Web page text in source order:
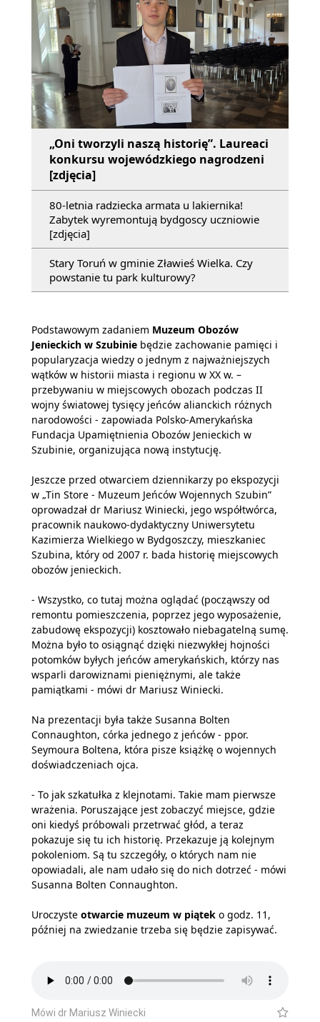
„Oni tworzyli naszą historię”. Laureaci
konkursu wojewódzkiego nagrodzeni
[zdjęcia]
80-letnia radziecka armata u lakiernika!
Zabytek wyremontują bydgoscy uczniowie
[zdjęcia]
Stary Toruń w gminie Zławieś Wielka. Czy
powstanie tu park kulturowy?
Podstawowym zadaniem Muzeum Obozów
Jenieckich w Szubinie będzie zachowanie pamięci i
popularyzacja wiedzy o jednym z najważniejszych
wątków w historii miasta i regionu w XX w. –
przebywaniu w miejscowych obozach podczas II
wojny światowej tysięcy jeńców alianckich różnych
narodowości - zapowiada Polsko-Amerykańska
Fundacja Upamiętnienia Obozów Jenieckich w
Szubinie, organizująca nową instytucję.
Jeszcze przed otwarciem dziennikarzy po ekspozycji
w „Tin Store - Muzeum Jeńców Wojennych Szubin”
oprowadzał dr Mariusz Winiecki, jego współtwórca,
pracownik naukowo-dydaktyczny Uniwersytetu
Kazimierza Wielkiego w Bydgoszczy, mieszkaniec
Szubina, który od 2007 r. bada historię miejscowych
obozów jenieckich.
- Wszystko, co tutaj można oglądać (począwszy od
remontu pomieszczenia, poprzez jego wyposażenie,
zabudowę ekspozycji) kosztowało niebagatelną sumę.
Można było to osiągnąć dzięki niezwykłej hojności
potomków byłych jeńców amerykańskich, którzy nas
wsparli darowiznami pieniężnymi, ale także
pamiątkami - mówi dr Mariusz Winiecki.
Na prezentacji była także Susanna Bolten
Connaughton, córka jednego z jeńców - ppor.
Seymoura Boltena, która pisze książkę o wojennych
doświadczeniach ojca.
- To jak szkatułka z klejnotami. Takie mam pierwsze
wrażenia. Poruszające jest zobaczyć miejsce, gdzie
oni kiedyś próbowali przetrwać głód, a teraz
pokazuje się tu ich historię. Przekazuje ją kolejnym
pokoleniom. Są tu szczegóły, o których nam nie
opowiadali, ale nam udało się do nich dotrzeć - mówi
Susanna Bolten Connaughton.
Uroczyste otwarcie muzeum w piątek o godz. 11,
później na zwiedzanie trzeba się będzie zapisywać.
Mówi dr Mariusz Winiecki